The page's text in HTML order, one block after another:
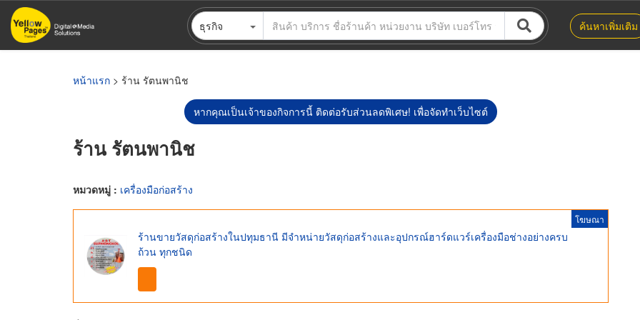
ข้าม
ไป
ธุรกิจ ค้นหาเพิ่มเติม
หน้าแรก > ร้าน รัตนพานิช
หากคุณเป็นเจ้าของกิจการนี้ ติดต่อรับส่วนลดพิเศษ! เพื่อจัดทำเว็บไซต์
ร้าน รัตนพานิช
หมวดหมู่ : เครื่องมือก่อสร้าง
โฆษณา
ร้านขายวัสดุก่อสร้างในปทุมธานี มีจำหน่ายวัสดุก่อสร้างและอุปกรณ์ฮาร์ดแวร์เครื่องมือช่างอย่างครบ
ถ้วน ทุกชนิด